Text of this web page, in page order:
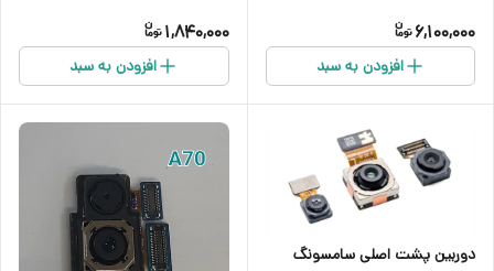
6,100,000
افزودن به سبد
1,840,000
افزودن به سبد
دوربین پشت اصلی سامسونگ